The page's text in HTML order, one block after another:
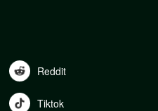
Reddit
Tiktok